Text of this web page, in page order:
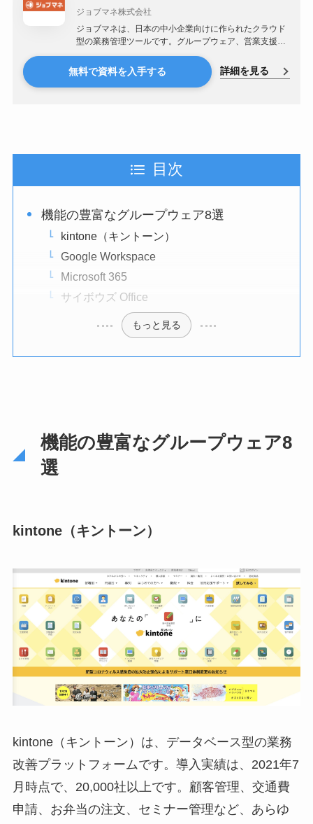
ジョブマネ株式会社
ジョブマネは、日本の中小企業向けに作られたクラウド
型の業務管理ツールです。グループウェア、営業支援
データ連携しているオールインワン型のシステムとなっ
ており、豊富な17機能を備えています。
無料で資料を入手する 詳細を見る
目次
機能の豊富なグループウェア8選
kintone（キントーン）
Google Workspace
Microsoft 365
サイボウズ Office
もっと見る
機能の豊富なグループウェア8
選
kintone（キントーン）
kintone（キントーン） は、データベース型の業務
改善プラットフォームです。導入実績は、2021年7
月時点で、20,000社以上です。顧客管理、交通費
申請、お弁当の注文、セミナー管理など、あらゆ